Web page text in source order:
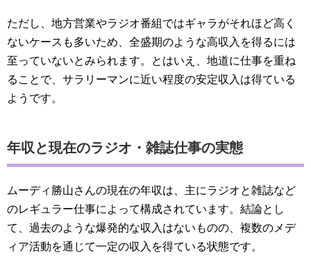
ただし、地方営業やラジオ番組ではギャラがそれほど高く
ないケースも多いため、全盛期のような高収入を得るには
至っていないとみられます。とはいえ、地道に仕事を重ね
ることで、サラリーマンに近い程度の安定収入は得ている
ようです。
年収と現在のラジオ・雑誌仕事の実態
ムーディ勝山さんの現在の年収は、主にラジオと雑誌など
のレギュラー仕事によって構成されています。結論とし
て、過去のような爆発的な収入はないものの、複数のメデ
ィア活動を通じて一定の収入を得ている状態です。